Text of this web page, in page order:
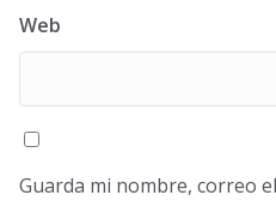
Web
Guarda mi nombre, correo